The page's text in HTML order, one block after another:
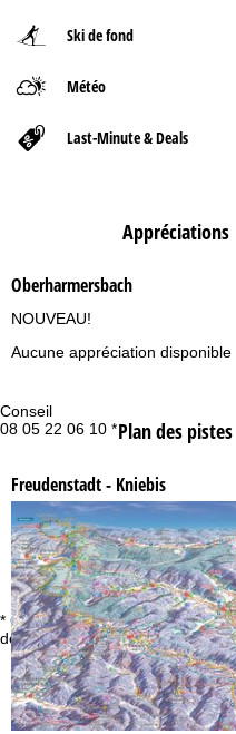
Conseil
08 05 22 06 10 *
* Gratuit depuis la France, non
dehors de la France, veuillez
Ski de fond
Météo
Last-Minute & Deals
Appréciations
Oberharmersbach
NOUVEAU!
Aucune appréciation disponible
Plan des pistes
Freudenstadt - Kniebis